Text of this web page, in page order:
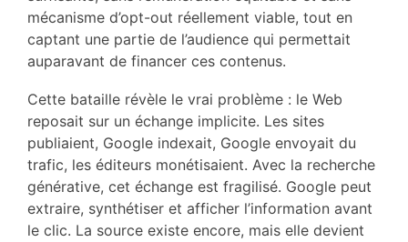
mécanisme d’opt-out réellement viable, tout en
captant une partie de l’audience qui permettait
auparavant de financer ces contenus.
Cette bataille révèle le vrai problème : le Web
reposait sur un échange implicite. Les sites
publiaient, Google indexait, Google envoyait du
trafic, les éditeurs monétisaient. Avec la recherche
générative, cet échange est fragilisé. Google peut
extraire, synthétiser et afficher l’information avant
le clic. La source existe encore, mais elle devient